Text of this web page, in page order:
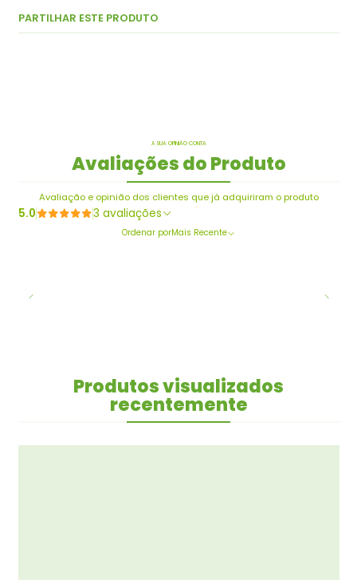
PARTILHAR ESTE PRODUTO
A SUA OPINIÃO CONTA
Avaliações do Produto
Avaliação e opinião dos clientes que já adquiriram o produto
5.0 3 avaliações
Ordenar porMais Recente
Produtos visualizados
recentemente